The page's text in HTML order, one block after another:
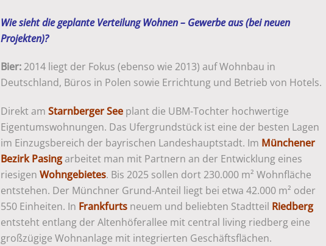
Wie sieht die geplante Verteilung Wohnen – Gewerbe aus (bei neuen
Projekten)?
Bier: 2014 liegt der Fokus (ebenso wie 2013) auf Wohnbau in
Deutschland, Büros in Polen sowie Errichtung und Betrieb von Hotels.
Direkt amStarnberger See plant die UBM-Tochter hochwertige
Eigentumswohnungen. Das Ufergrundstück ist eine der besten Lagen
im Einzugsbereich der bayrischen Landeshauptstadt. Im Münchener
Bezirk Pasingarbeitet man mit Partnern an der Entwicklung eines
riesigenWohngebietes. Bis 2025 sollen dort 230.000 m² Wohnfläche
entstehen. Der Münchner Grund-Anteil liegt bei etwa 42.000 m² oder
550 Einheiten. In Frankfurts neuem und beliebten Stadtteil Riedberg
entsteht entlang der Altenhöferallee mit central living riedberg eine
großzügige Wohnanlage mit integrierten Geschäftsflächen.